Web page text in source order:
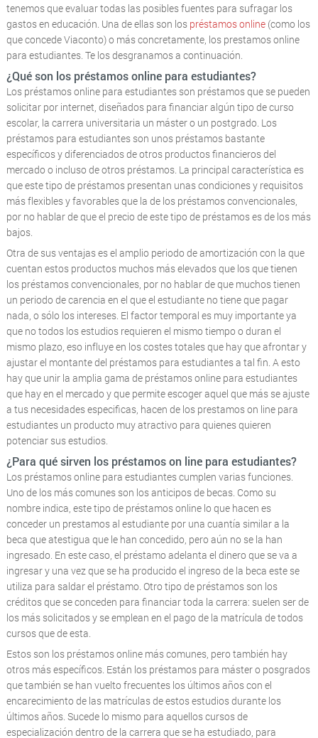
tenemos que evaluar todas las posibles fuentes para sufragar los
gastos en educación. Una de ellas son los préstamos online(como los
que concede Viaconto) o más concretamente, los prestamos online
para estudiantes. Te los desgranamos a continuación.
¿Qué son los préstamos online para estudiantes?
Los préstamos online para estudiantes son préstamos que se pueden
solicitar por internet, diseñados para financiar algún tipo de curso
escolar, la carrera universitaria un máster o un postgrado. Los
préstamos para estudiantes son unos préstamos bastante
específicos y diferenciados de otros productos financieros del
mercado o incluso de otros préstamos. La principal característica es
que este tipo de préstamos presentan unas condiciones y requisitos
más flexibles y favorables que la de los préstamos convencionales,
por no hablar de que el precio de este tipo de préstamos es de los más
bajos.
Otra de sus ventajas es el amplio periodo de amortización con la que
cuentan estos productos muchos más elevados que los que tienen
los préstamos convencionales, por no hablar de que muchos tienen
un periodo de carencia en el que el estudiante no tiene que pagar
nada, o sólo los intereses. El factor temporal es muy importante ya
que no todos los estudios requieren el mismo tiempo o duran el
mismo plazo, eso influye en los costes totales que hay que afrontar y
ajustar el montante del préstamos para estudiantes a tal fin. A esto
hay que unir la amplia gama de préstamos online para estudiantes
que hay en el mercado y que permite escoger aquel que más se ajuste
a tus necesidades especificas, hacen de los prestamos on line para
estudiantes un producto muy atractivo para quienes quieren
potenciar sus estudios.
¿Para qué sirven los préstamos on line para estudiantes?
Los préstamos online para estudiantes cumplen varias funciones.
Uno de los más comunes son los anticipos de becas. Como su
nombre indica, este tipo de préstamos online lo que hacen es
conceder un prestamos al estudiante por una cuantía similar a la
beca que atestigua que le han concedido, pero aún no se la han
ingresado. En este caso, el préstamo adelanta el dinero que se va a
ingresar y una vez que se ha producido el ingreso de la beca este se
utiliza para saldar el préstamo. Otro tipo de préstamos son los
créditos que se conceden para financiar toda la carrera: suelen ser de
los más solicitados y se emplean en el pago de la matrícula de todos
cursos que de esta.
Estos son los préstamos online más comunes, pero también hay
otros más específicos. Están los préstamos para máster o posgrados
que también se han vuelto frecuentes los últimos años con el
encarecimiento de las matrículas de estos estudios durante los
últimos años. Sucede lo mismo para aquellos cursos de
especialización dentro de la carrera que se ha estudiado, para